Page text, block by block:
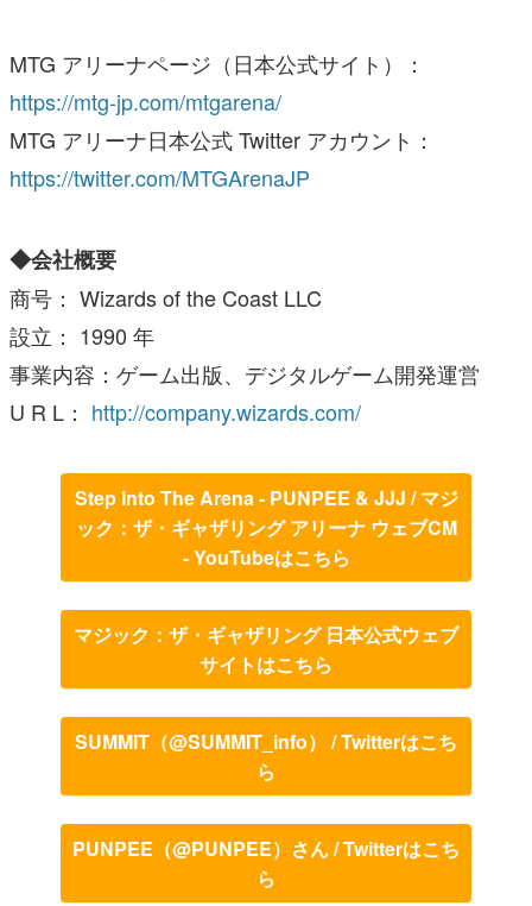
MTG アリーナページ（日本公式サイト）：
https://mtg-jp.com/mtgarena/
MTG アリーナ日本公式 Twitter アカウント：
https://twitter.com/MTGArenaJP
◆会社概要
商号： Wizards of the Coast LLC
設立： 1990 年
事業内容：ゲーム出版、デジタルゲーム開発運営
U R L： http://company.wizards.com/
Step Into The Arena - PUNPEE & JJJ / マジ
ック：ザ・ギャザリング アリーナ ウェブCM
- YouTubeはこちら
マジック：ザ・ギャザリング 日本公式ウェブ
サイトはこちら
SUMMIT（@SUMMIT_info） / Twitterはこち
ら
PUNPEE（@PUNPEE）さん / Twitterはこち
ら